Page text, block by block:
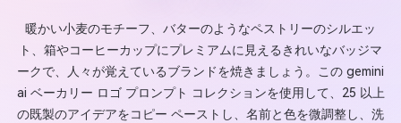
暖かい小麦のモチーフ、バターのようなペストリーのシルエッ
ト、箱やコーヒーカップにプレミアムに見えるきれいなバッジマ
ークで、人々が覚えているブランドを焼きましょう。この gemini
ai ベーカリー ロゴ プロンプト コレクションを使用して、25 以上
の既製のアイデアをコピー ペーストし、名前と色を微調整し、洗